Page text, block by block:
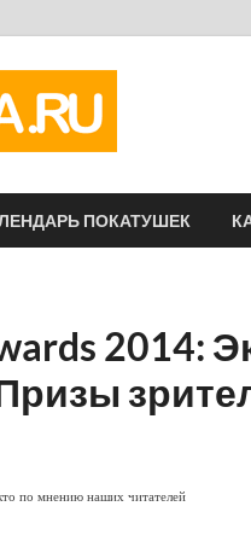
ПОКАТУШЕК
2014:
по мнению наших читателей